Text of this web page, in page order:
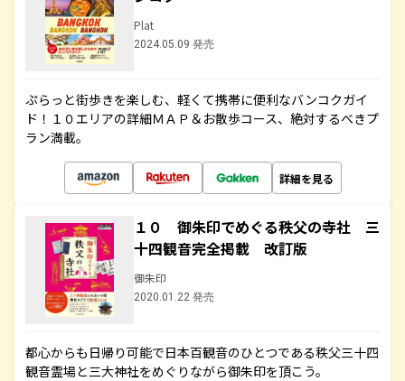
Plat
2024.05.09 発売
ぷらっと街歩きを楽しむ、軽くて携帯に便利なバンコクガイ
ド！１０エリアの詳細ＭＡＰ＆お散歩コース、絶対するべきプ
ラン満載。
詳細を見る
１０ 御朱印でめぐる秩父の寺社 三
十四観音完全掲載 改訂版
御朱印
2020.01.22 発売
都心からも日帰り可能で日本百観音のひとつである秩父三十四
観音霊場と三大神社をめぐりながら御朱印を頂こう。